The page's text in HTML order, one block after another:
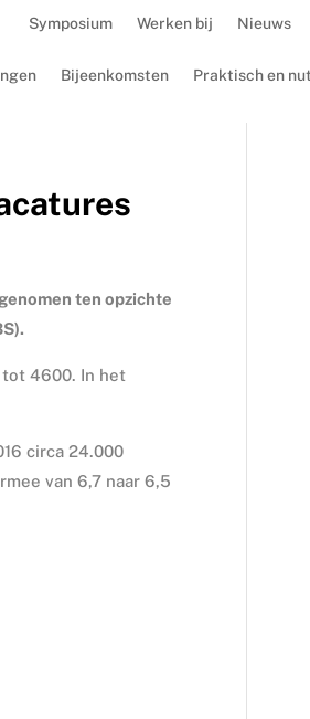
Symposium Werken bij Nieuws
Bijeenkomsten Praktisch en
ten opzichte
4600. In het
circa 24.000
van 6,7 naar 6,5